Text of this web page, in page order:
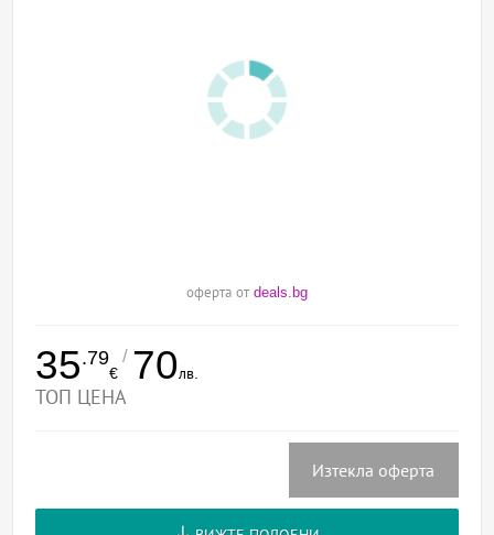
оферта от deals.bg
35.79
€
/ 70лв.
ТОП ЦЕНА
Изтекла оферта